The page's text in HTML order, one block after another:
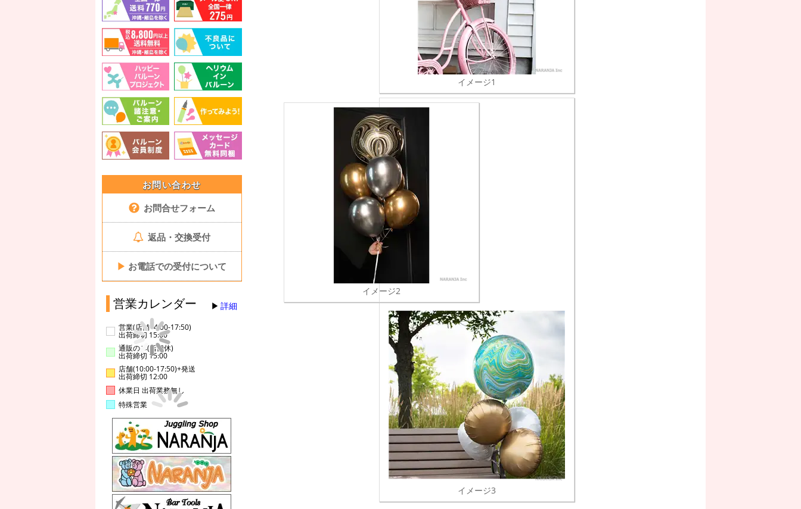
お問い合わせ
お問合せフォーム
返品・交換受付
▶ お電話での受付について
営業カレンダー 詳細
営業(店舗14:00-17:50)
出荷締切 15:00
通販のみ(店舗休)
出荷締切 15:00
店舗(10:00-17:50)+発送
出荷締切 12:00
休業日 出荷業務無し
特殊営業
イメージ1
イメージ2
イメージ3